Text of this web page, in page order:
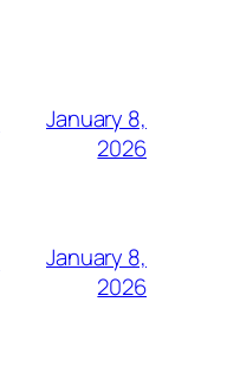
January 8,
2026
January 8,
2026